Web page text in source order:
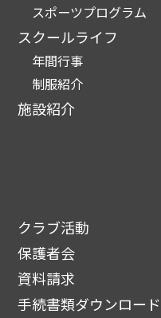
スポーツプログラム
スクールライフ
年間行事
制服紹介
施設紹介
クラブ活動
保護者会
資料請求
手続書類ダウンロード